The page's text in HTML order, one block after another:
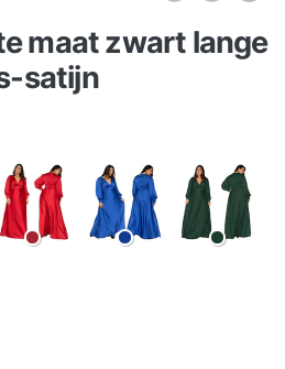
maat zwart lange
satijn